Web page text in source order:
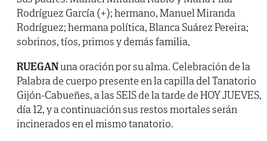
Rodríguez García (+); hermano, Manuel Miranda
Rodríguez; hermana política, Blanca Suárez Pereira;
sobrinos, tíos, primos y demás familia,
RUEGANuna oración por su alma. Celebración de la
Palabra de cuerpo presente en la capilla del Tanatorio
Gijón-Cabueñes, a las SEIS de la tarde de HOY JUEVES,
día 12, y a continuación sus restos mortales serán
incinerados en el mismo tanatorio.